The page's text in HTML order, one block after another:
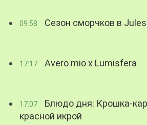
09:58 Сезон сморчков в
17:17 Avero mio x Lumisfera
17:07
Блюдо дня: Крошка-
красной икрой